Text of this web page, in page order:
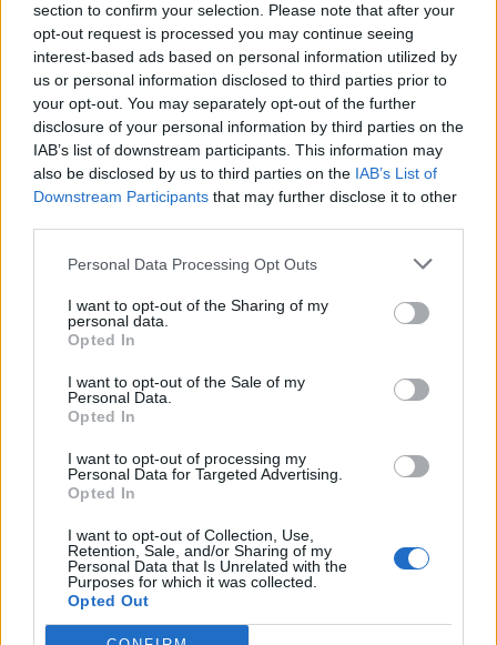
section to confirm your selection. Please note that after your
opt-out request is processed you may continue seeing
interest-based ads based on personal information utilized by
us or personal information disclosed to third parties prior to
your opt-out. You may separately opt-out of the further
disclosure of your personal information by third parties on the
IAB’s list of downstream participants. This information may
also be disclosed by us to third parties on the IAB’s List of
Downstream Participants that may further disclose it to other
Personal Data Processing Opt Outs
I want to opt-out of the Sharing of my
personal data.
Opted In
I want to opt-out of the Sale of my
Personal Data.
Opted In
I want to opt-out of processing my
Personal Data for Targeted Advertising.
Opted In
I want to opt-out of Collection, Use,
Retention, Sale, and/or Sharing of my
Personal Data that Is Unrelated with the
Purposes for which it was collected.
Opted Out
L'Argentina batte per la prima volta gli
All Blacks a Buenos Aires
Daniele Goegan / 24.08.2025 07:18
INTERNAZIONALE
Il Sudafrica si prende la rivincita con
l'Australia, vince 30-22
Championship: due cambi nei Pumas,
Taylor al 100° cap All Blacks
Pagina 8 di 204